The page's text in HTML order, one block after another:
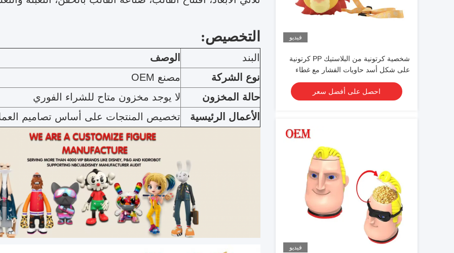
فيديو
شخصية كرتونية من البلاستيك PP كرتونية
على شكل أسد حاويات الفشار مع غطاء
لجمع
احصل على أفضل سعر
فيديو
التخصيص:
البند
الوصف
نوع الشركة
مصنع OEM
حالة المخزون
لا يوجد مخزون متاح للشراء الفوري
الأعمال الرئيسية
تخصيص المنتجات على أساس تصاميم